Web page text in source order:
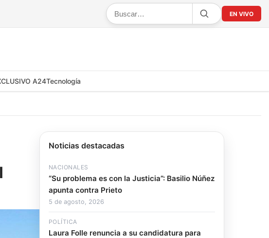
EN VIVO
A24Tecnología
Noticias destacadas
NACIONALES
“Su problema es con la Justicia”: Basilio Núñez
apunta contra Prieto
5 de agosto, 2026
POLÍTICA
Laura Folle renuncia a su candidatura para